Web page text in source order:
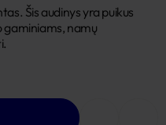
Šis audinys yra puikus
gaminiams, namų